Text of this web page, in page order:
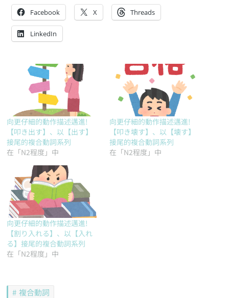
Facebook X Threads
LinkedIn
向更仔細的動作描述邁進!
【叩き出す】、以【出す】
接尾的複合動詞系列
在「N2程度」中
向更仔細的動作描述邁進!
【叩き壊す】、以【壊す】
接尾的複合動詞系列
在「N2程度」中
向更仔細的動作描述邁進!
【割り入れる】、以【入れ
る】接尾的複合動詞系列
在「N2程度」中
複合動詞